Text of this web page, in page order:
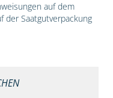
auf dem
der Saatgutverpackung